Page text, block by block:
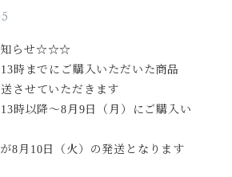
らせ☆☆☆
時までにご購入いただいた商品
させていただきます
時以降～8月9日（月）にご購入い
8月10日（火）の発送となります